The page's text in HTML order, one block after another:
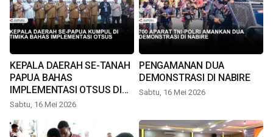
KEPALA DAERAH SE-TANAH
PAPUA BAHAS
IMPLEMENTASI OTSUS DI
TIMIKA
Sabtu, 16 Mei 2026
PENGAMANAN DUA
DEMONSTRASI DI NABIRE
Sabtu, 16 Mei 2026